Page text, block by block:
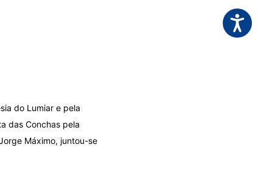
do Lumiar e pela
das Conchas pela
Máximo, juntou-se